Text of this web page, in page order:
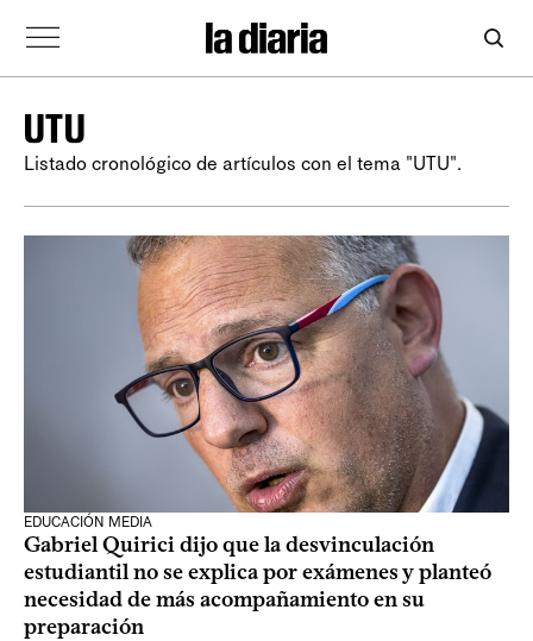
UTU
Listado cronológico de artículos con el tema "UTU".
EDUCACIÓN MEDIA
Gabriel Quirici dijo que la desvinculación
estudiantil no se explica por exámenes y planteó
necesidad de más acompañamiento en su
preparación